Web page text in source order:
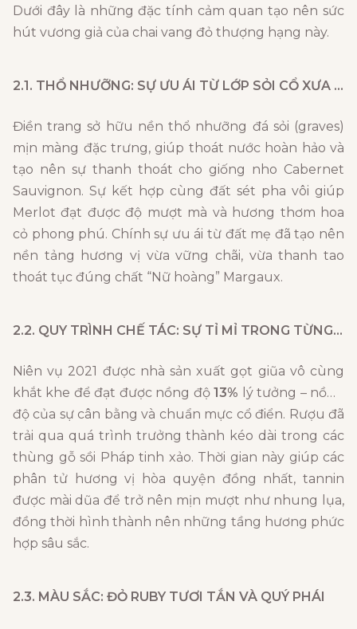
Dưới đây là những đặc tính cảm quan tạo nên sức
hút vương giả của chai vang đỏ thượng hạng này.
2.1. THỔ NHƯỠNG: SỰ ƯU ÁI TỪ LỚP SỎI CỔ XƯA VÙNG MARGAUX
Điền trang sở hữu nền thổ nhưỡng đá sỏi (graves)
mịn màng đặc trưng, giúp thoát nước hoàn hảo và
tạo nên sự thanh thoát cho giống nho Cabernet
Sauvignon. Sự kết hợp cùng đất sét pha vôi giúp
Merlot đạt được độ mượt mà và hương thơm hoa
cỏ phong phú. Chính sự ưu ái từ đất mẹ đã tạo nên
nền tảng hương vị vừa vững chãi, vừa thanh tao
thoát tục đúng chất “Nữ hoàng” Margaux.
2.2. QUY TRÌNH CHẾ TÁC: SỰ TỈ MỈ TRONG TỪNG NIÊN VỤ
Niên vụ 2021 được nhà sản xuất gọt giũa vô cùng
khắt khe để đạt được nồng độ13% lý tưởng – nồng
độ của sự cân bằng và chuẩn mực cổ điển. Rượu đã
trải qua quá trình trưởng thành kéo dài trong các
thùng gỗ sồi Pháp tinh xảo. Thời gian này giúp các
phân tử hương vị hòa quyện đồng nhất, tannin
được mài dũa để trở nên mịn mượt như nhung lụa,
đồng thời hình thành nên những tầng hương phức
hợp sâu sắc.
2.3. MÀU SẮC: ĐỎ RUBY TƯƠI TẮN VÀ QUÝ PHÁI